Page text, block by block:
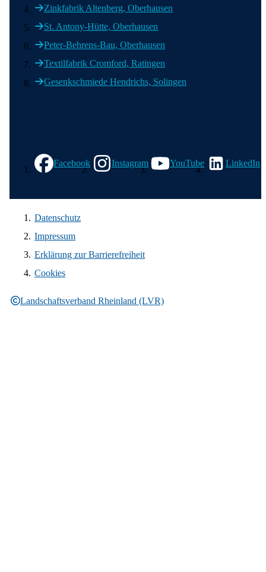
Zinkfabrik Altenberg, Oberhausen
St. Antony-Hütte, Oberhausen
Peter-Behrens-Bau, Oberhausen
Textilfabrik Cromford, Ratingen
Gesenkschmiede Hendrichs, Solingen
Facebook
Instagram YouTube LinkedIn
Landschaftsverband Rheinland (LVR)
Datenschutz
Impressum
Erklärung zur Barrierefreiheit
Cookies